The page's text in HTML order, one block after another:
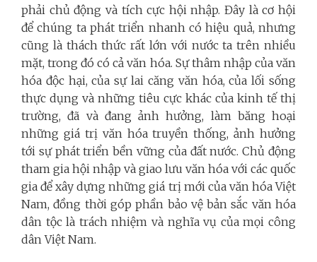
phải chủ động và tích cực hội nhập. Đây là cơ hội
để chúng ta phát triển nhanh có hiệu quả, nhưng
cũng là thách thức rất lớn với nước ta trên nhiều
mặt, trong đó có cả văn hóa. Sự thâm nhập của văn
hóa độc hại, của sự lai căng văn hóa, của lối sống
thực dụng và những tiêu cực khác của kinh tế thị
trường, đã và đang ảnh hưởng, làm băng hoại
những giá trị văn hóa truyền thống, ảnh hưởng
tới sự phát triển bền vững của đất nước. Chủ động
tham gia hội nhập và giao lưu văn hóa với các quốc
gia để xây dựng những giá trị mới của văn hóa Việt
Nam, đồng thời góp phần bảo vệ bản sắc văn hóa
dân tộc là trách nhiệm và nghĩa vụ của mọi công
dân Việt Nam.